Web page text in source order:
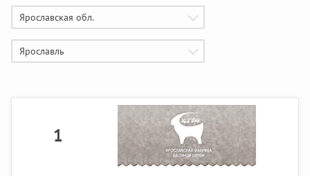
Ярославская обл.
Ярославль
1